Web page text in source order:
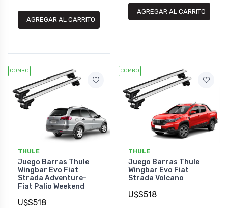
AGREGAR AL CARRITO
AGREGAR AL CARRITO
COMBO
THULE
Juego Barras Thule
Wingbar Evo Fiat
Strada Adventure-
Fiat Palio Weekend
U$S518
COMBO
THULE
Juego Barras Thule
Wingbar Evo Fiat
Strada Volcano
U$S518